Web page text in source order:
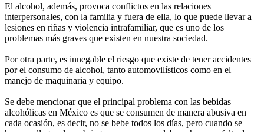
El alcohol, además, provoca conflictos en las relaciones
interpersonales, con la familia y fuera de ella, lo que puede llevar a
lesiones en riñas y violencia intrafamiliar, que es uno de los
problemas más graves que existen en nuestra sociedad.
Por otra parte, es innegable el riesgo que existe de tener accidentes
por el consumo de alcohol, tanto automovilísticos como en el
manejo de maquinaria y equipo.
Se debe mencionar que el principal problema con las bebidas
alcohólicas en México es que se consumen de manera abusiva en
cada ocasión, es decir, no se bebe todos los días, pero cuando se